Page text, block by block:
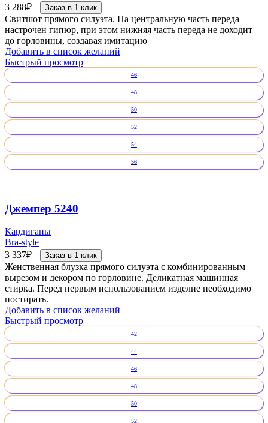
3 288₽ Заказ в 1 клик
Свитшот прямого силуэта. На центральную часть переда
настрочен гипюр, при этом нижняя часть переда не доходит
до горловины, создавая имитацию
Добавить в список желаний
Быстрый просмотр
46
48
50
52
54
56
Джемпер 5240
Кардиганы
Bra-style
3 337₽ Заказ в 1 клик
Женственная блузка прямого силуэта с комбинированным
вырезом и декором по горловине. Деликатная машинная
стирка. Перед первым использованием изделие необходимо
постирать.
Добавить в список желаний
Быстрый просмотр
42
44
46
48
50
52